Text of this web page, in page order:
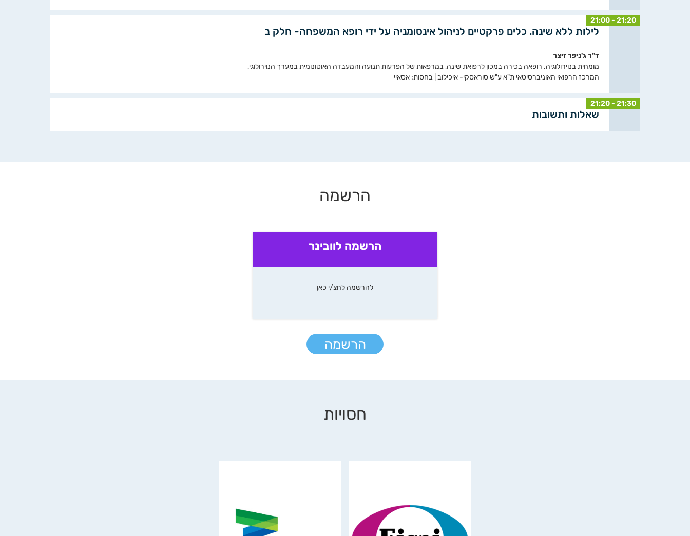
21:00 - 21:20
לילות ללא שינה. כלים פרקטיים לניהול אינסומניה על ידי רופא המשפחה- חלק ב
ד"ר ג'ניפר זיצר
מומחית בנוירולוגיה. רופאה בכירה במכון לרפואת שינה, במרפאות של הפרעות תנועה והמעבדה האוטונומית במערך הנוירולוגי,
המרכז הרפואי האוניברסיטאי ת"א ע"ש סוראסקי- איכילוב | בחסות: אסאיי
21:20 - 21:30
שאלות ותשובות
הרשמה
הרשמה לוובינר
להרשמה לחצ/י כאן
הרשמה
חסויות